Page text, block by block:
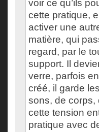
voir ce qu’ils
cette pratique,
activer une
matière, qui
regard, par le
support. Il
verre, parfois
créé, il garde
sons, de corps,
cette tension
pratique avec